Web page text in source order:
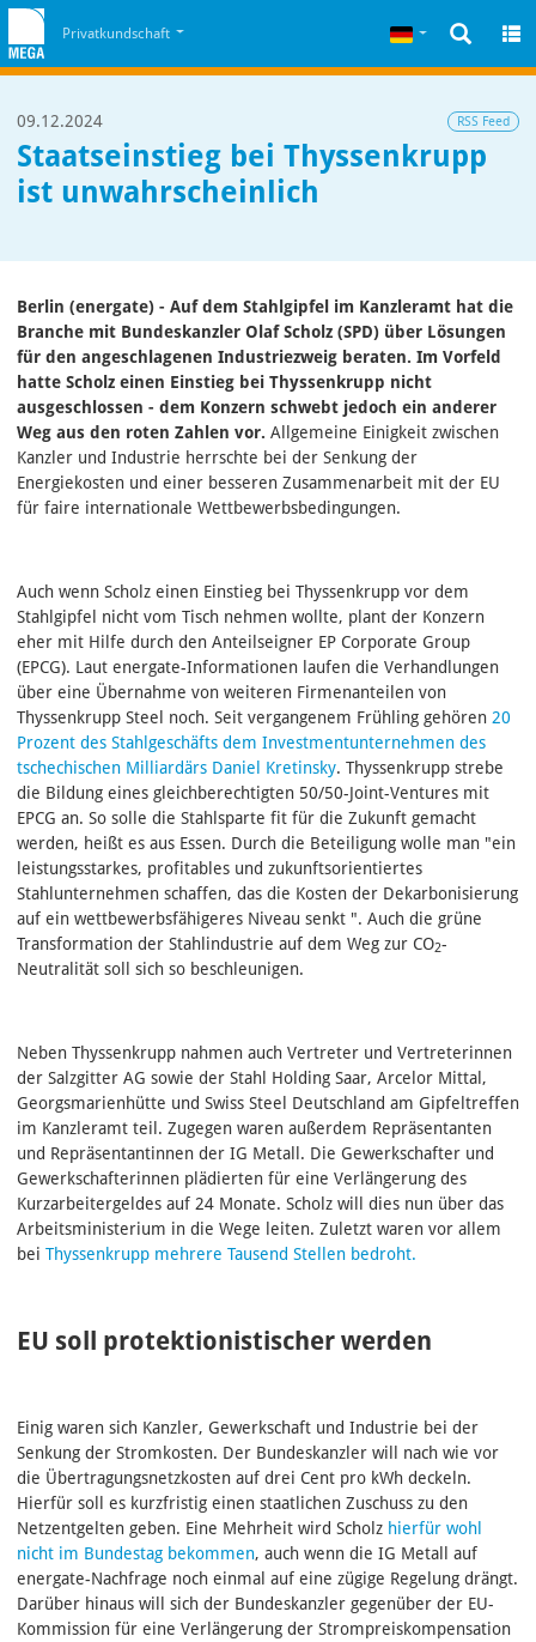
Zum Cookiehinweis
Privatkundschaft Deutsch
09.12.2024 RSS Feed
Staatseinstieg bei Thyssenkrupp
ist unwahrscheinlich
Berlin (energate) - Auf dem Stahlgipfel im Kanzleramt hat die
Branche mit Bundeskanzler Olaf Scholz (SPD) über Lösungen
für den angeschlagenen Industriezweig beraten. Im Vorfeld
hatte Scholz einen Einstieg bei Thyssenkrupp nicht
ausgeschlossen - dem Konzern schwebt jedoch ein anderer
Weg aus den roten Zahlen vor. Allgemeine Einigkeit zwischen
Kanzler und Industrie herrschte bei der Senkung der
Energiekosten und einer besseren Zusammenarbeit mit der EU
für faire internationale Wettbewerbsbedingungen.
Auch wenn Scholz einen Einstieg bei Thyssenkrupp vor dem
Stahlgipfel nicht vom Tisch nehmen wollte, plant der Konzern
eher mit Hilfe durch den Anteilseigner EP Corporate Group
(EPCG). Laut energate-Informationen laufen die Verhandlungen
über eine Übernahme von weiteren Firmenanteilen von
Thyssenkrupp Steel noch. Seit vergangenem Frühling gehören 20
Prozent des Stahlgeschäfts dem Investmentunternehmen des
tschechischen Milliardärs Daniel Kretinsky. Thyssenkrupp strebe
die Bildung eines gleichberechtigten 50/50-Joint-Ventures mit
EPCG an. So solle die Stahlsparte fit für die Zukunft gemacht
werden, heißt es aus Essen. Durch die Beteiligung wolle man "ein
leistungsstarkes, profitables und zukunftsorientiertes
Stahlunternehmen schaffen, das die Kosten der Dekarbonisierung
auf ein wettbewerbsfähigeres Niveau senkt ". Auch die grüne
Transformation der Stahlindustrie auf dem Weg zur CO2-
Neutralität soll sich so beschleunigen.
Neben Thyssenkrupp nahmen auch Vertreter und Vertreterinnen
der Salzgitter AG sowie der Stahl Holding Saar, Arcelor Mittal,
Georgsmarienhütte und Swiss Steel Deutschland am Gipfeltreffen
im Kanzleramt teil. Zugegen waren außerdem Repräsentanten
und Repräsentantinnen der IG Metall. Die Gewerkschafter und
Gewerkschafterinnen plädierten für eine Verlängerung des
Kurzarbeitergeldes auf 24 Monate. Scholz will dies nun über das
Arbeitsministerium in die Wege leiten. Zuletzt waren vor allem
bei Thyssenkrupp mehrere Tausend Stellen bedroht.
EU soll protektionistischer werden
Einig waren sich Kanzler, Gewerkschaft und Industrie bei der
Senkung der Stromkosten. Der Bundeskanzler will nach wie vor
die Übertragungsnetzkosten auf drei Cent pro kWh deckeln.
Hierfür soll es kurzfristig einen staatlichen Zuschuss zu den
Netzentgelten geben. Eine Mehrheit wird Scholz hierfür wohl
nicht im Bundestag bekommen, auch wenn die IG Metall auf
energate-Nachfrage noch einmal auf eine zügige Regelung drängt.
Darüber hinaus will sich der Bundeskanzler gegenüber der EU-
Kommission für eine Verlängerung der Strompreiskompensation